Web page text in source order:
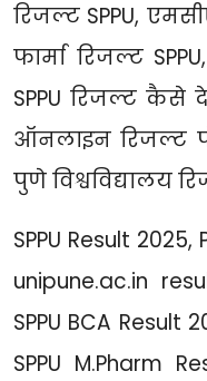
रिजल्ट SPPU,
फार्मा रिजल्ट
SPPU रिजल्ट कैसे
ऑनलाइन रिजल्ट
पुणे विश्वविद्यालय
SPPU Result
unipune.ac.in
SPPU BCA Result
SPPU M.Pharm